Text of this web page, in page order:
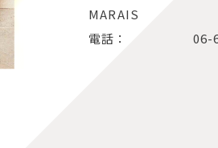
MARAIS
電話： 06-